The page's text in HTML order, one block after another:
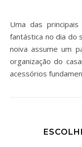
Uma das principais preocupações da noiva é sentir-se
fantástica no dia do
noiva assume um
organização do
acessórios